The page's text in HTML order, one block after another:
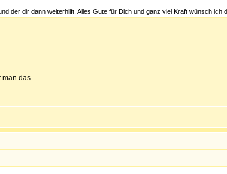
der dir dann weiterhilft. Alles Gute für Dich und ganz viel Kraft wünsch ich
man das